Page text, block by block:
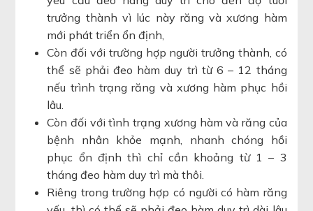
trưởng thành vì lúc này răng và xương hàm
mới phát triển ổn định,
Còn đối với trường hợp người trưởng thành, có
thể sẽ phải đeo hàm duy trì từ 6 – 12 tháng
nếu trình trạng răng và xương hàm phục hồi
lâu.
Còn đối với tình trạng xương hàm và răng của
bệnh nhân khỏe mạnh, nhanh chóng hồi
phục ổn định thì chỉ cần khoảng từ 1 – 3
tháng đeo hàm duy trì mà thôi.
Riêng trong trường hợp có người có hàm răng